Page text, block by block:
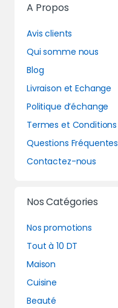
A Propos
Avis clients
Qui somme nous
Blog
Livraison et Echange
Politique d’échange
Termes et Conditions
Questions Fréquentes
Contactez-nous
Nos Catégories
Nos promotions
Tout à 10 DT
Maison
Cuisine
Beauté